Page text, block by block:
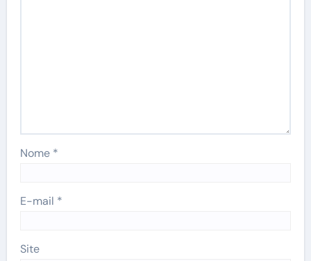
Nome *
E-mail *
Site